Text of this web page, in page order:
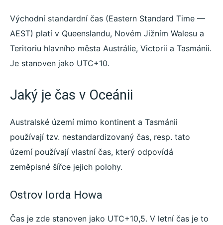
Východní standardní čas (Eastern Standard Time —
AEST) platí v Queenslandu, Novém Jižním Walesu a
Teritoriu hlavního města Austrálie, Victorii a Tasmánii.
Je stanoven jako UTC+10.
Jaký je čas v Oceánii
Australské území mimo kontinent a Tasmánii
používají tzv. nestandardizovaný čas, resp. tato
území používají vlastní čas, který odpovídá
zeměpisné šířce jejich polohy.
Ostrov lorda Howa
Čas je zde stanoven jako UTC+10,5. V letní čas je to